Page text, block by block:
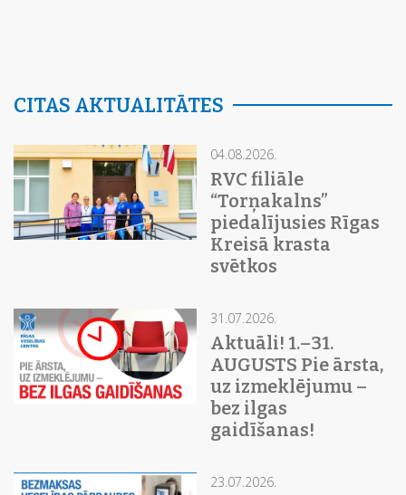
CITAS AKTUALITĀTES
04.08.2026.
RVC filiāle
“Torņakalns”
piedalījusies Rīgas
Kreisā krasta
svētkos
31.07.2026.
Aktuāli! 1.–31.
AUGUSTS Pie ārsta,
uz izmeklējumu –
bez ilgas
gaidīšanas!
23.07.2026.